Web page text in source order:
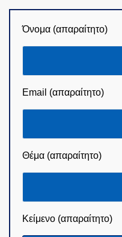
Όνομα (απαραίτητο)
Email (απαραίτητο)
Θέμα (απαραίτητο)
Κείμενο (απαραίτητο)